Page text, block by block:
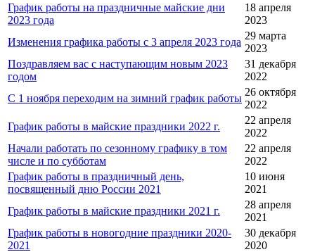
График работы на праздничные майские дни
2023 года
18 апреля
2023
Изменения графика работы с 3 апреля 2023 года
29 марта
2023
Поздравляем вас с наступающим новым 2023
годом
31 декабря
2022
С 1 ноября переходим на зимний график работы
26 октября
2022
График работы в майские праздники 2022 г.
22 апреля
2022
Начали работать по сезонному графику в том
числе и по субботам
22 апреля
2022
График работы в праздничный день,
посвященный дню России 2021
10 июня
2021
График работы в майские праздники 2021 г.
28 апреля
2021
График работы в новогодние праздники 2020-
2021
30 декабря
2020